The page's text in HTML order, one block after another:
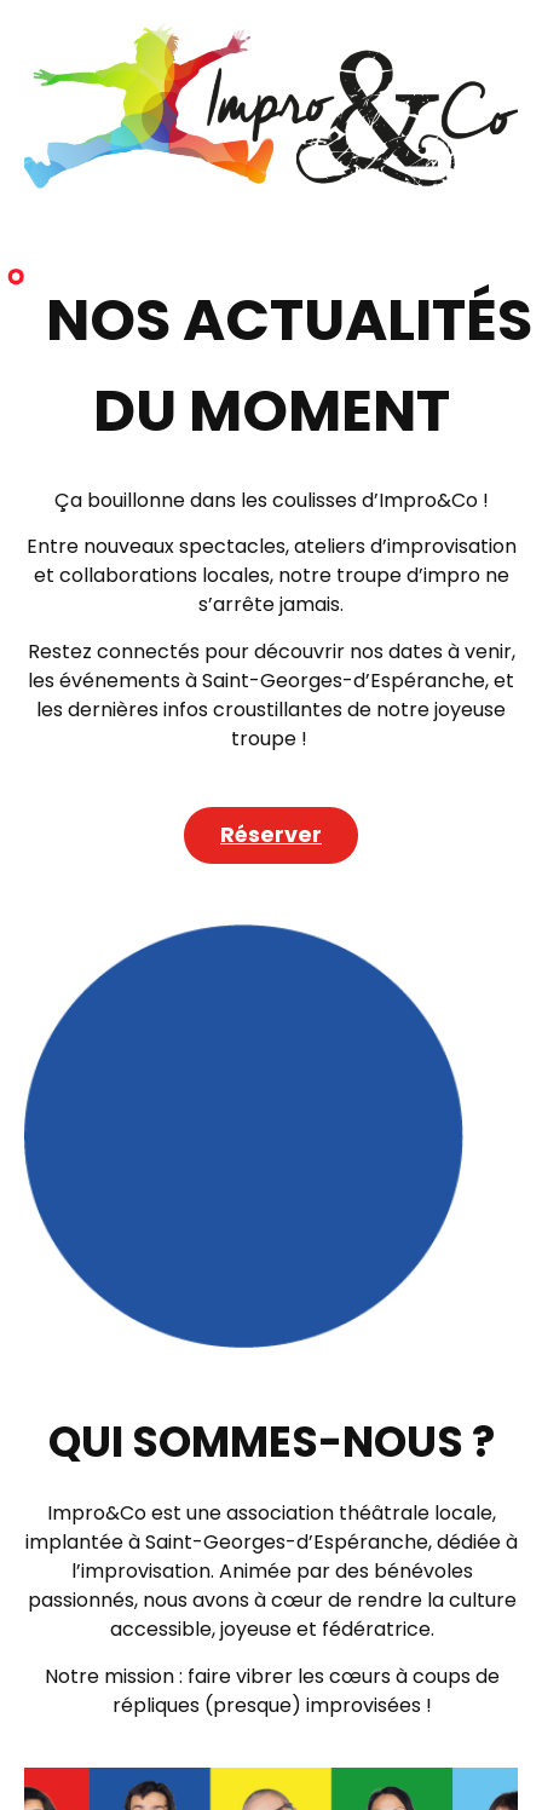
NOS ACTUALITÉS
DU MOMENT
Ça bouillonne dans les coulisses d’Impro&Co!
Entre nouveaux spectacles, ateliers d’improvisation
et collaborations locales, notre troupe d’impro ne
s’arrête jamais.
Restez connectés pour découvrir nos dates à venir,
les événements à Saint-Georges-d’Espéranche, et
les dernières infos croustillantes de notre joyeuse
troupe !
Réserver
QUI SOMMES-NOUS ?
Impro&Coest une association théâtrale locale,
implantée à Saint-Georges-d’Espéranche, dédiée à
l’improvisation. Animée par des bénévoles
passionnés, nous avons à cœur de rendre la culture
accessible, joyeuse et fédératrice.
Notre mission : faire vibrer les cœurs à coups de
répliques (presque) improvisées !